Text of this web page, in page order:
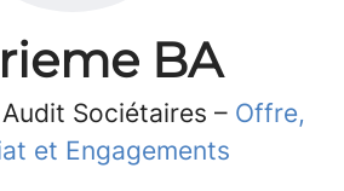
BA
Sociétaires – Offre,
et Engagements